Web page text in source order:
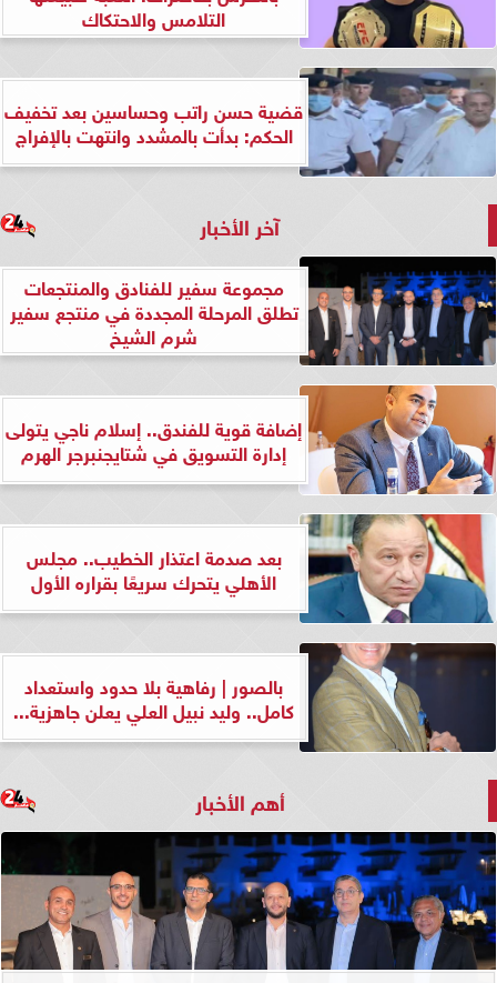
التلامس والاحتكاك
قضية حسن راتب وحساسين بعد تخفيف
الحكم: بدأت بالمشدد وانتهت بالإفراج
آخر الأخبار
مجموعة سفير للفنادق والمنتجعات
تطلق المرحلة المجددة في منتجع سفير
شرم الشيخ
إضافة قوية للفندق.. إسلام ناجي يتولى
إدارة التسويق في شتايجنبرجر الهرم
بعد صدمة اعتذار الخطيب.. مجلس
الأهلي يتحرك سريعًا بقراره الأول
بالصور | رفاهية بلا حدود واستعداد
كامل.. وليد نبيل العلي يعلن جاهزية...
أهم الأخبار